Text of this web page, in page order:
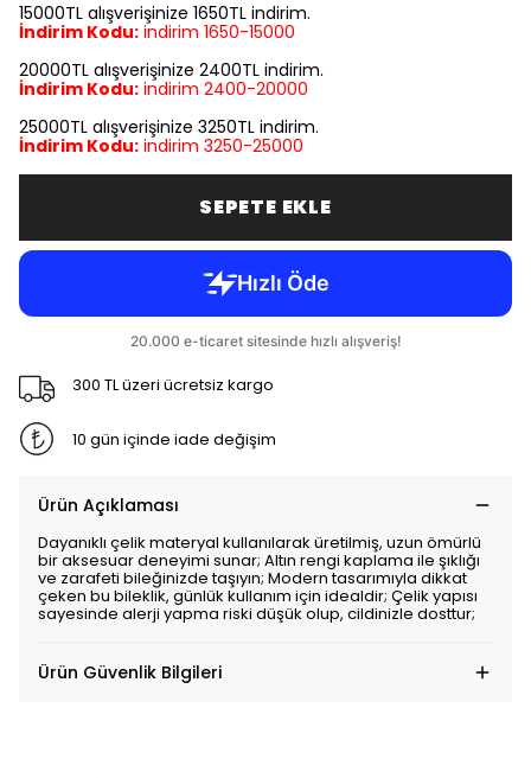
15000TL alışverişinize 1650TL indirim.
İndirim Kodu: indirim 1650-15000
20000TL alışverişinize 2400TL indirim.
İndirim Kodu: indirim 2400-20000
25000TL alışverişinize 3250TL indirim.
İndirim Kodu: indirim 3250-25000
SEPETE EKLE
300 TL üzeri ücretsiz kargo
10 gün içinde iade değişim
Ürün Açıklaması
Dayanıklı çelik materyal kullanılarak üretilmiş, uzun ömürlü
bir aksesuar deneyimi sunar; Altın rengi kaplama ile şıklığı
ve zarafeti bileğinizde taşıyın; Modern tasarımıyla dikkat
çeken bu bileklik, günlük kullanım için idealdir; Çelik yapısı
sayesinde alerji yapma riski düşük olup, cildinizle dosttur;
Ürün Güvenlik Bilgileri